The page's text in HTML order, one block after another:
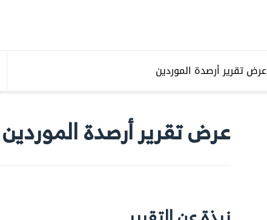
عرض تقرير أرصدة الموردين
عرض تقرير أرصدة الموردين